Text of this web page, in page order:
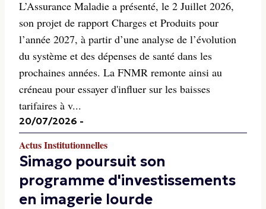
L’Assurance Maladie a présenté, le 2 Juillet 2026,
son projet de rapport Charges et Produits pour
l’année 2027, à partir d’une analyse de l’évolution
du système et des dépenses de santé dans les
prochaines années. La FNMR remonte ainsi au
créneau pour essayer d'influer sur les baisses
tarifaires à v...
20/07/2026 -
Actus Institutionnelles
Simago poursuit son
programme d'investissements
en imagerie lourde